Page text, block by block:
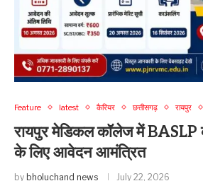
Feature latest कैरियर छत्तीसगढ़ रायपुर
रायपुर मेडिकल कॉलेज में BASLP
के लिए आवेदन आमंत्रित
by bholuchand news July 22, 2026